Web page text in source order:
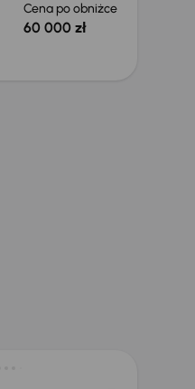
Cena po obniżce
60 000 zł